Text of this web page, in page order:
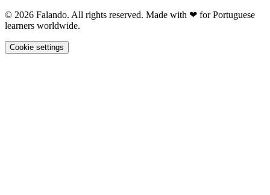
© 2026 Falando. All rights reserved. Made with ❤ for Portuguese
learners worldwide.
Cookie settings